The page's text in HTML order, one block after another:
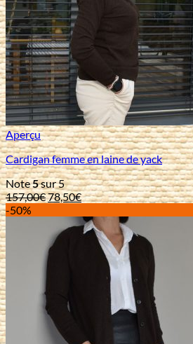
Aperçu
Cardigan femme en laine de yack
Note5sur 5
157,00€Le
initial
était :
157,00€.
78,50€Le
actuel
est :
78,50€.
-50%